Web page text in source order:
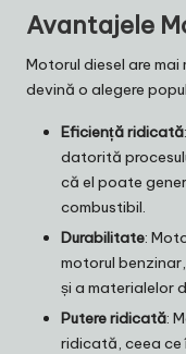
Avantajele
Motorul diesel are
devină o alegere
Eficiență ridicată
datorită
că el poate
combustibil.
Durabilitate:
motorul
și a materialelor
Putere ridicată:
ridicată, ceea ce